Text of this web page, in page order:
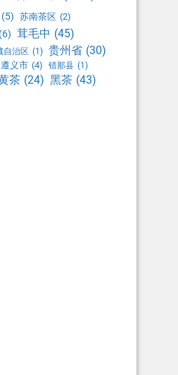
(5) 苏南茶区 (2)
(6) 茸毛中 (45)
自治区 (1) 贵州省 (30)
遵义市 (4) 错那县 (1)
茶 (24) 黑茶 (43)